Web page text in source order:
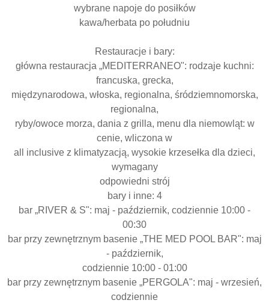
wybrane napoje do posiłków
kawa/herbata po południu
Restauracje i bary:
główna restauracja „MEDITERRANEO": rodzaje kuchni:
francuska, grecka,
międzynarodowa, włoska, regionalna, śródziemnomorska,
regionalna,
ryby/owoce morza, dania z grilla, menu dla niemowląt: w
cenie, wliczona w
all inclusive z klimatyzacją, wysokie krzesełka dla dzieci,
wymagany
odpowiedni strój
bary i inne: 4
bar „RIVER & S": maj - październik, codziennie 10:00 -
00:30
bar przy zewnętrznym basenie „THE MED POOL BAR": maj
- październik,
codziennie 10:00 - 01:00
bar przy zewnętrznym basenie „PERGOLA": maj - wrzesień,
codziennie